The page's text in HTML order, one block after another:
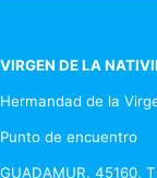
VIRGEN DE LA
Hermandad de la
Punto de encuentro
GUADAMUR, 45160,